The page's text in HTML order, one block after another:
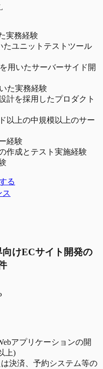
実務経験
たユニットテストツール
用いたサーバーサイド開
た実務経験
計を採用したプロダクト
以上の中規模以上のサー
経験
作成とテスト実施経験
る
ス
向けECサイト開発の
アプリケーションの開
上)
決済、予約システム等の